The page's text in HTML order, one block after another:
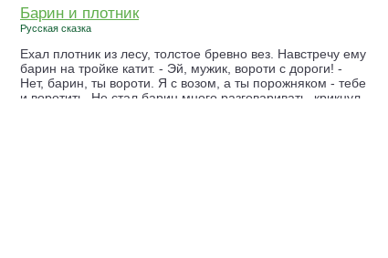
Барин и плотник
Русская сказка
Ехал плотник из лесу, толстое бревно вез. Навстречу ему
барин на тройке катит. - Эй, мужик, вороти с дороги! -
Нет, барин, ты вороти. Я с возом, а ты порожняком - тебе
и воротить. Не стал барин много разговаривать, крикнул